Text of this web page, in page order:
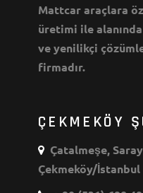
Mattcar araçlara
üretimi ile
ve yenilikçi
firmadır.
ÇEKMEKÖY
Çatalmeşe,
Çekmeköy/İstanbul